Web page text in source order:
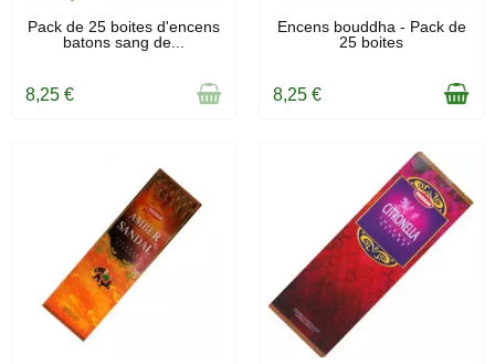
RUPTURE DE STOCK
Pack de 25 boites d'encens
batons sang de...
8,25 €
EN STOCK
Encens bouddha - Pack de
25 boites
8,25 €